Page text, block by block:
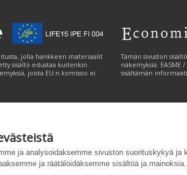
ja analysoidaksemme sivuston suorituskykyä ja
ja räätälöidäksemme sisältöä ja mainoksia.
jolla hankkeen materiaalit
sisältö edustaa kuitenkin
joista EU:n komissio ei
Tämän sivuston
näkemyksiä. EASME
sisältämän
|Saavutettavuusseloste|
Customizrilla